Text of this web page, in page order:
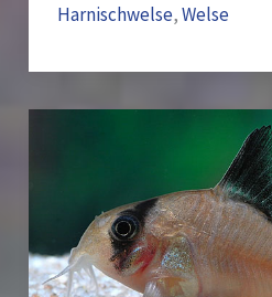
Harnischwelse,Welse
Schwarzrückenpanzerwels
(Corydoras)
Metae